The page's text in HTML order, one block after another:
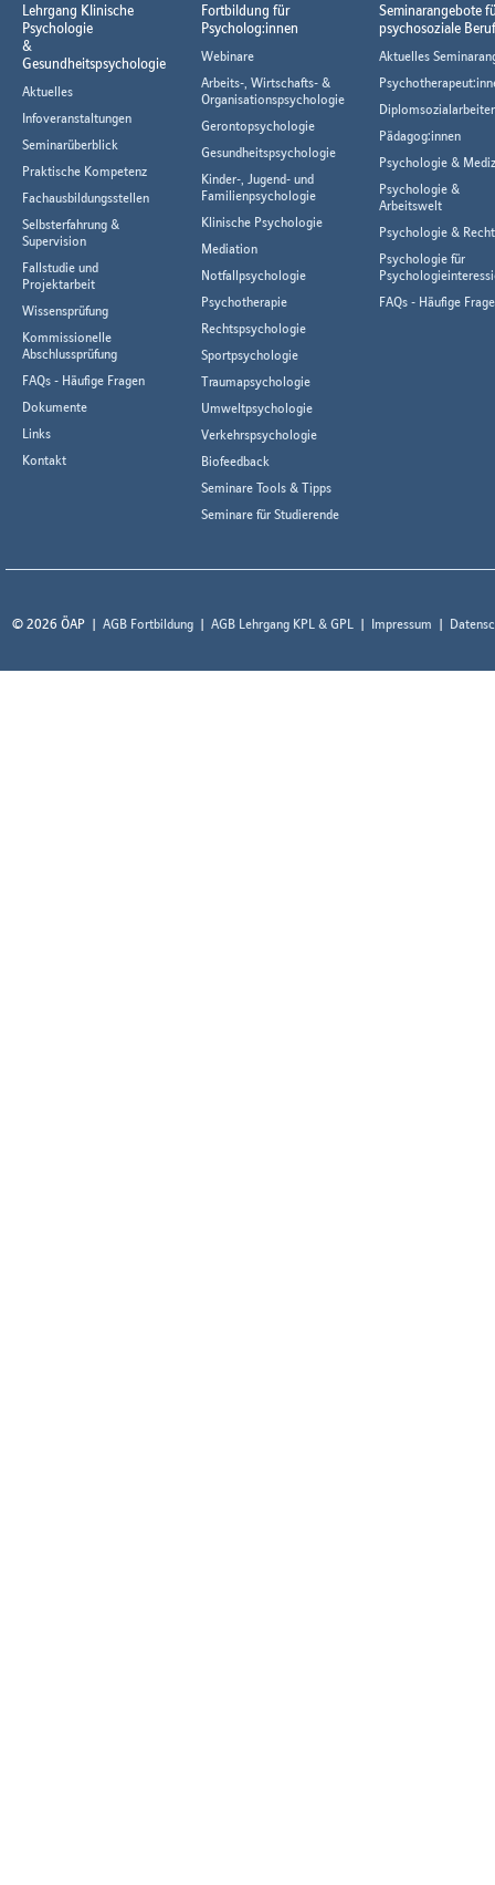
Lehrgang Klinische
Psychologie
&
Gesundheitspsychologie
Aktuelles
Infoveranstaltungen
Seminarüberblick
Praktische Kompetenz
Fachausbildungsstellen
Selbsterfahrung &
Supervision
Fallstudie und
Projektarbeit
Wissensprüfung
Kommissionelle
Abschlussprüfung
FAQs - Häufige Fragen
Dokumente
Links
Kontakt
Fortbildung für
Psycholog:innen
Webinare
Arbeits-, Wirtschafts- &
Organisationspsychologie
Gerontopsychologie
Gesundheitspsychologie
Kinder-, Jugend- und
Familienpsychologie
Klinische Psychologie
Mediation
Notfallpsychologie
Psychotherapie
Rechtspsychologie
Sportpsychologie
Traumapsychologie
Umweltpsychologie
Verkehrspsychologie
Biofeedback
Seminare Tools & Tipps
Seminare für Studierende
Seminarangebote
psychosoziale
Aktuelles
Pädagog:innen
Psychologie &
Psychologie &
Arbeitswelt
Psychologie & Recht
Psychologie für
FAQs - Häufige
© 2026 ÖAP AGB Fortbildung AGB Lehrgang KPL & GPL Impressum